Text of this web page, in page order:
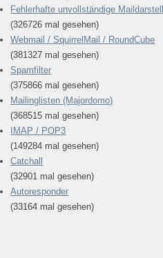
Fehlerhafte unvollständige
(326726 mal gesehen)
Webmail / SquirrelMail / RoundCube
(381327 mal gesehen)
Spamfilter
(375866 mal gesehen)
Mailinglisten (Majordomo)
(368515 mal gesehen)
IMAP / POP3
(149284 mal gesehen)
Catchall
(32901 mal gesehen)
Autoresponder
(33164 mal gesehen)